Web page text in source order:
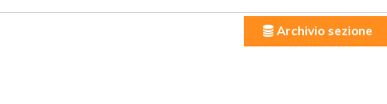
Archivio sezione